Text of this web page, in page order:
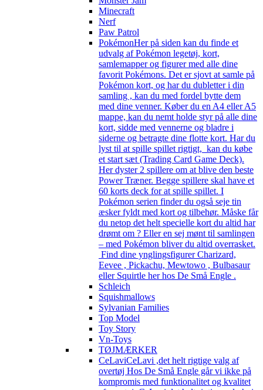
Minecraft
Nerf
Paw Patrol
PokémonHer på siden kan du finde et
udvalg af Pokémon legetøj, kort,
samlemapper og figurer med alle dine
favorit Pokémons. Det er sjovt at samle på
Pokémon kort, og har du dubletter i din
samling , kan du med fordel bytte dem
med dine venner. Køber du en A4 eller A5
mappe, kan du nemt holde styr på alle dine
kort, sidde med vennerne og bladre i
siderne og betragte dine flotte kort. Har du
lyst til at spille spillet rigtigt, kan du købe
et start sæt (Trading Card Game Deck).
Her dyster 2 spillere om at blive den beste
Power Træner. Begge spillere skal have et
60 korts deck for at spille spillet. I
Pokémon serien finder du også seje tin
æsker fyldt med kort og tilbehør. Måske får
du netop det helt specielle kort du altid har
drømt om ? Eller en sej mønt til samlingen
– med Pokémon bliver du altid overrasket.
Find dine ynglingsfigurer Charizard,
Eevee , Pickachu, Mewtowo , Bulbasaur
eller Squirtle her hos De Små Engle .
Schleich
Squishmallows
Sylvanian Families
Top Model
Toy Story
Vn-Toys
TØJMÆRKER
CeLaviCeLavi ,det helt rigtige valg af
overtøj Hos De Små Engle går vi ikke på
kompromis med funktionalitet og kvalitet